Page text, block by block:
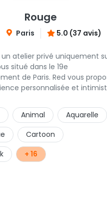
Rouge
Paris 5.0 (37 avis)
un atelier privé uniquement
situé dans le 19e
Red vous propose
personnalisée et
cela permet de proposer
de service à tous les
L'intérêt est de prendre son
les bons choix, et toujours
%. Sans oublier, une
Animal
Aquarelle
Cartoon
+ 16